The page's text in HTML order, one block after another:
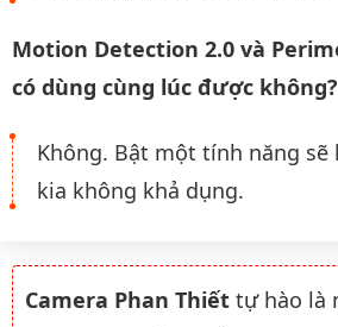
Motion Detection 2.0 và
có dùng cùng lúc được không?
Không. Bật một tính năng sẽ
kia không khả dụng.
Camera Phan Thiết tự hào là